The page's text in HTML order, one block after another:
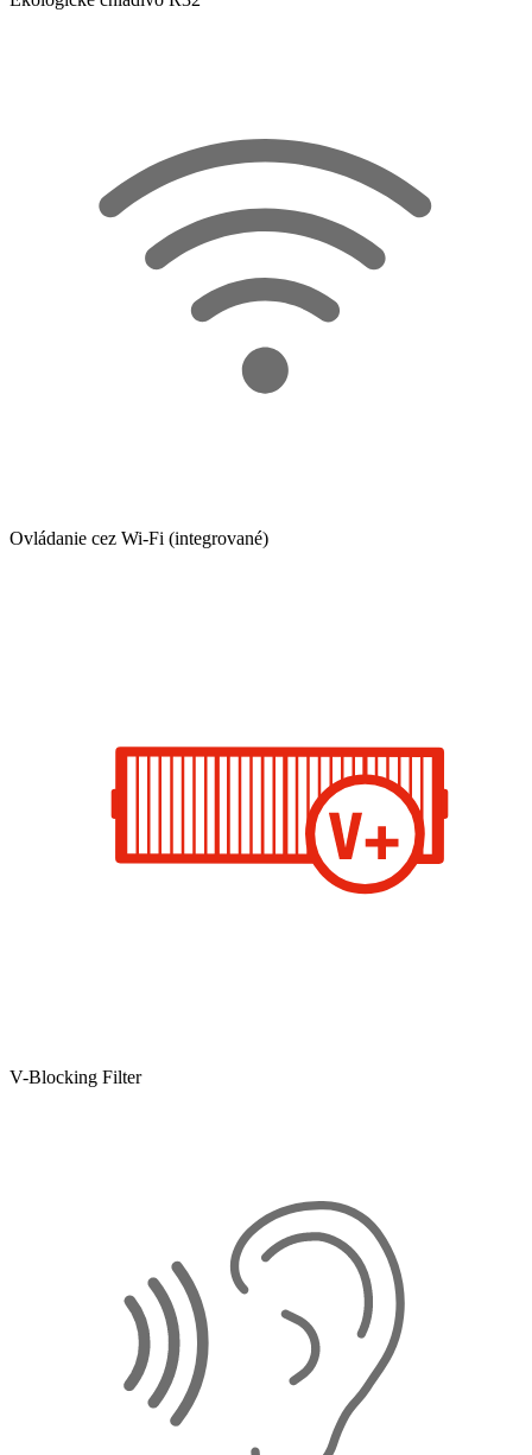
Ovládanie cez Wi-Fi (integrované)
V-Blocking Filter